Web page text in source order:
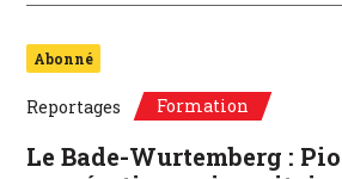
Abonné
Reportages Formation
Le Bade-Wurtemberg :